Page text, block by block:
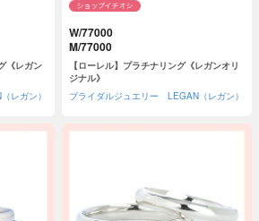
《レガン
レガン）
W/77000
M/77000
【ローレル】プラチナリング《レガンオリ
ジナル》
ブライダルジュエリー LEGAN（レガン）